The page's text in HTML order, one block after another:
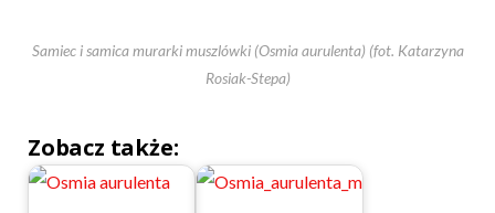
Samiec i samica murarki muszlówki (Osmia aurulenta) (fot. Katarzyna
Rosiak-Stepa)
Zobacz także: